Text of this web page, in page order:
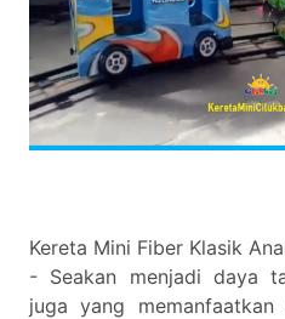
Kereta Mini Fiber Klasik
- Seakan menjadi daya
juga yang